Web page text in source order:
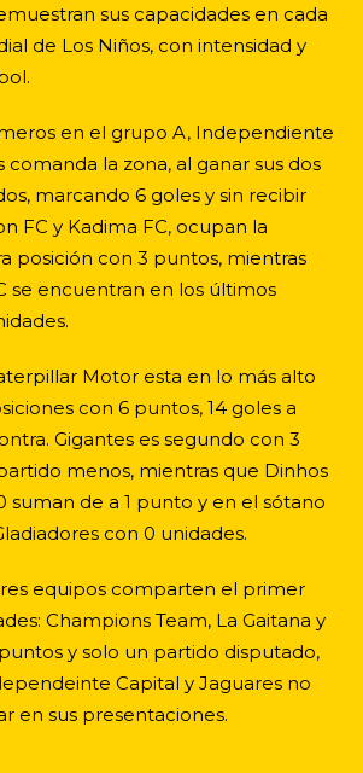
sus capacidades en cada
de Los Niños, con intensidad y
en el grupo A, Independiente
la zona, al ganar sus dos
marcando 6 goles y sin recibir
FC y Kadima FC, ocupan la
posición con 3 puntos, mientras
se encuentran en los últimos
Motor esta en lo más alto
con 6 puntos, 14 goles a
Gigantes es segundo con 3
menos, mientras que Dinhos
suman de a 1 punto y en el sótano
con 0 unidades.
equipos comparten el primer
Champions Team, La Gaitana y
y solo un partido disputado,
Capital y Jaguares no
en sus presentaciones.